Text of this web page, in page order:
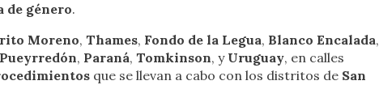
de género.
Moreno, Thames, Fondo de la Legua, Blanco Encalada,
, Paraná, Tomkinson, y Uruguay, en calles
que se llevan a cabo con los distritos de San